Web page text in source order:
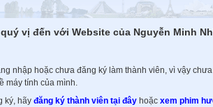
vị đến với Website của Nguyễn Minh
nhập hoặc chưa đăng ký làm thành viên, vì vậy
máy tính của mình.
ký, hãy đăng ký thành viên tại đây hoặc xem phim